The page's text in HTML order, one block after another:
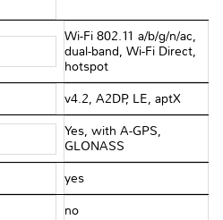
Wi-Fi 802.11 a/b/g/n/ac,
dual-band, Wi-Fi Direct,
hotspot
v4.2, A2DP, LE, aptX
Yes, with A-GPS,
GLONASS
yes
no